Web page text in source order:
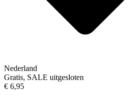
Nederland
Gratis, SALE uitgesloten
€ 6,95